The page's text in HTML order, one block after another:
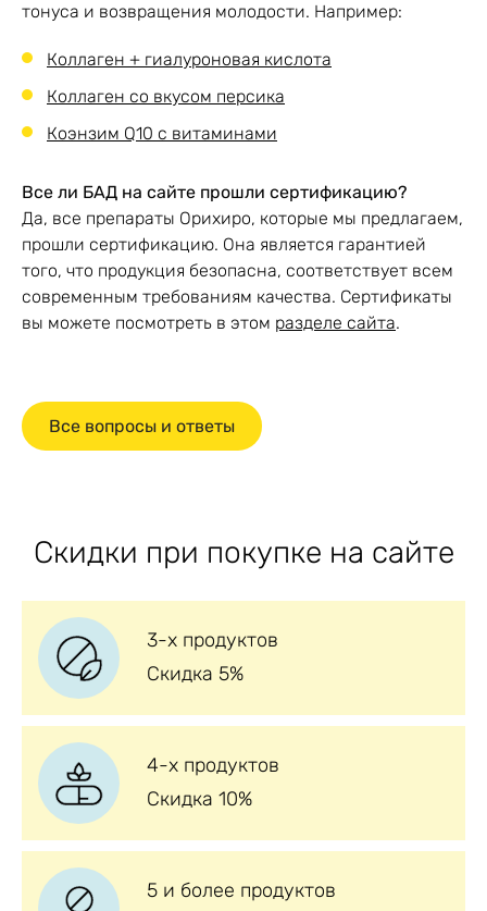
артрита
лечащим врачом
Способ хранения
защищённом от
солнечного света и
влаги месте
Страна
тонуса и возвращения молодости. Например:
Коллаген + гиалуроновая кислота
Коллаген со вкусом персика
Коэнзим Q10 с витаминами
Все ли БАД на сайте прошли сертификацию?
Да, все препараты Орихиро, которые мы предлагаем,
прошли сертификацию. Она является гарантией
того, что продукция безопасна, соответствует всем
современным требованиям качества. Сертификаты
вы можете посмотреть в этом разделе сайта.
Все вопросы и ответы
Скидки при покупке на сайте
3-х продуктов
Скидка 5%
4-х продуктов
Скидка 10%
5 и более продуктов